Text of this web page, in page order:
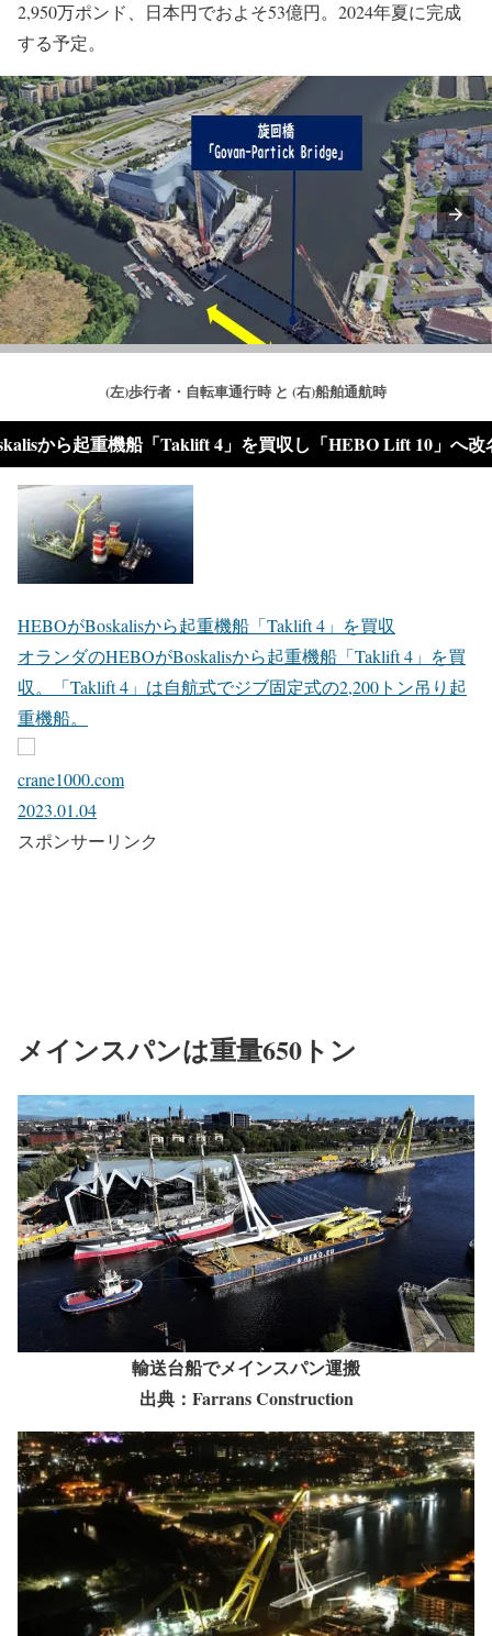
2,950万ポンド、日本円でおよそ53億円。2024年夏に完成
する予定。
(左)歩行者・自転車通行時 と (右)船舶通航時
から起重機船「Taklift 4」を買収し「HEBO Lift 10」へ改
HEBOがBoskalisから起重機船「Taklift 4」を買収
オランダのHEBOがBoskalisから起重機船「Taklift 4」を買
収。「Taklift 4」は自航式でジブ固定式の2,200トン吊り起
重機船。
crane1000.com
2023.01.04
スポンサーリンク
メインスパンは重量650トン
輸送台船でメインスパン運搬
出典：Farrans Construction